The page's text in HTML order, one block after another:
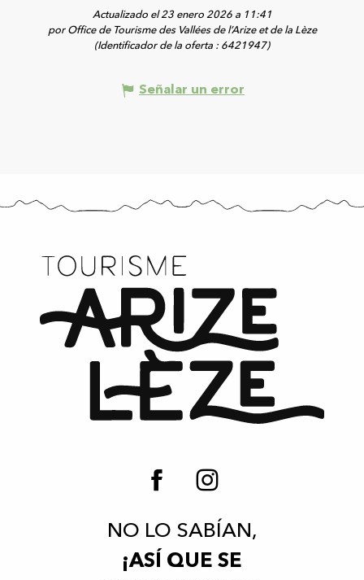
Actualizado el 23 enero 2026 a 11:41
por Office de Tourisme des Vallées de l’Arize et de la Lèze
(Identificador de la oferta : 6421947)
Señalar un error
NO LO SABÍAN,
¡ASÍ QUE SE